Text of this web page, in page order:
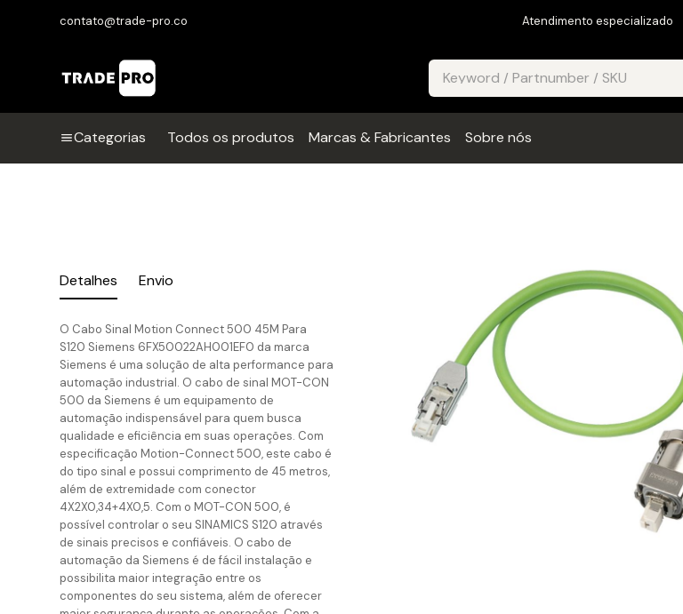
contato@trade-pro.co Atendimento especializado
Categorias Todos os produtos Marcas & Fabricantes Sobre nós
Detalhes Envio
O Cabo Sinal Motion Connect 500 45M Para
S120 Siemens 6FX50022AH001EF0 da marca
Siemens é uma solução de alta performance para
automação industrial. O cabo de sinal MOT-CON
500 da Siemens é um equipamento de
automação indispensável para quem busca
qualidade e eficiência em suas operações. Com
especificação Motion-Connect 500, este cabo é
do tipo sinal e possui comprimento de 45 metros,
além de extremidade com conector
4X2X0,34+4X0,5. Com o MOT-CON 500, é
possível controlar o seu SINAMICS S120 através
de sinais precisos e confiáveis. O cabo de
automação da Siemens é de fácil instalação e
possibilita maior integração entre os
componentes do seu sistema, além de oferecer